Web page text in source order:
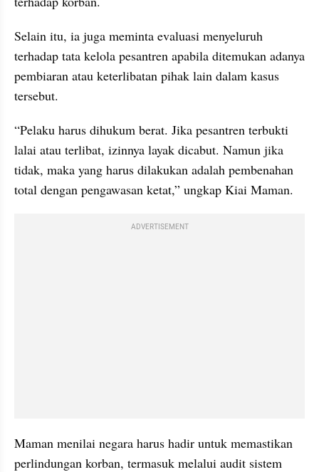
Selain itu, ia juga meminta evaluasi menyeluruh
terhadap tata kelola pesantren apabila ditemukan adanya
pembiaran atau keterlibatan pihak lain dalam kasus
tersebut.
“Pelaku harus dihukum berat. Jika pesantren terbukti
lalai atau terlibat, izinnya layak dicabut. Namun jika
tidak, maka yang harus dilakukan adalah pembenahan
total dengan pengawasan ketat,” ungkap Kiai Maman.
ADVERTISEMENT
Maman menilai negara harus hadir untuk memastikan
perlindungan korban, termasuk melalui audit sistem